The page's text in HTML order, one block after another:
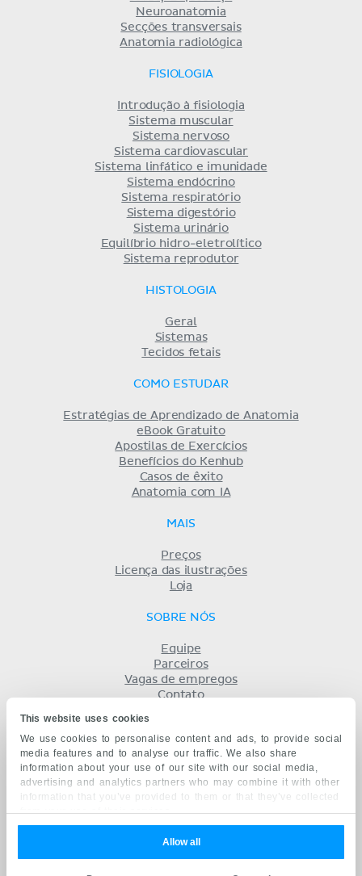
This website uses cookies
We use cookies to personalise content and ads, to provide social
media features and to analyse our traffic. We also share
information about your use of our site with our social media,
advertising and analytics partners who may combine it with other
information that you’ve provided to them or that they’ve collected
from your use of their services.
Allow all
Neuroanatomia
Secções transversais
Anatomia radiológica
FISIOLOGIA
Introdução à fisiologia
Sistema muscular
Sistema nervoso
Sistema cardiovascular
Sistema linfático e imunidade
Sistema endócrino
Sistema respiratório
Sistema digestório
Sistema urinário
Equilíbrio hidro-eletrolítico
Sistema reprodutor
HISTOLOGIA
Geral
Sistemas
Tecidos fetais
COMO ESTUDAR
Estratégias de Aprendizado de Anatomia
eBook Gratuito
Apostilas de Exercícios
Benefícios do Kenhub
Casos de êxito
Anatomia com IA
MAIS
Preços
Licença das ilustrações
Loja
SOBRE NÓS
Equipe
Parceiros
Vagas de empregos
Contato
Privacidade
KENHUB EM...
English